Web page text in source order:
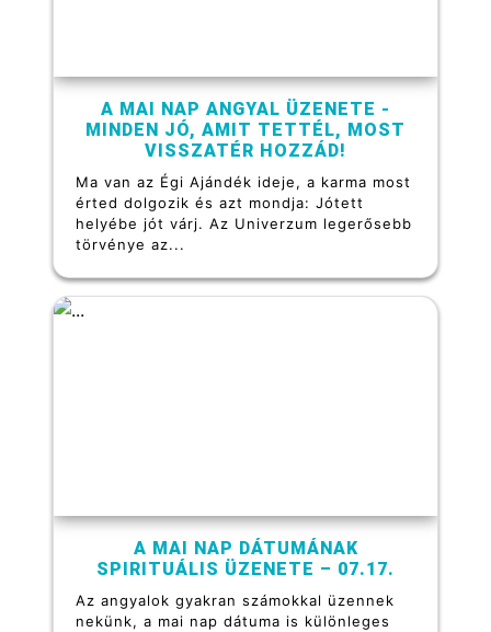
A MAI NAP ANGYAL ÜZENETE -
MINDEN JÓ, AMIT TETTÉL, MOST
VISSZATÉR HOZZÁD!
Ma van az Égi Ajándék ideje, a karma most
érted dolgozik és azt mondja: Jótett
helyébe jót várj. Az Univerzum legerősebb
törvénye az...
A MAI NAP DÁTUMÁNAK
SPIRITUÁLIS ÜZENETE – 07.17.
Az angyalok gyakran számokkal üzennek
nekünk, a mai nap dátuma is különleges